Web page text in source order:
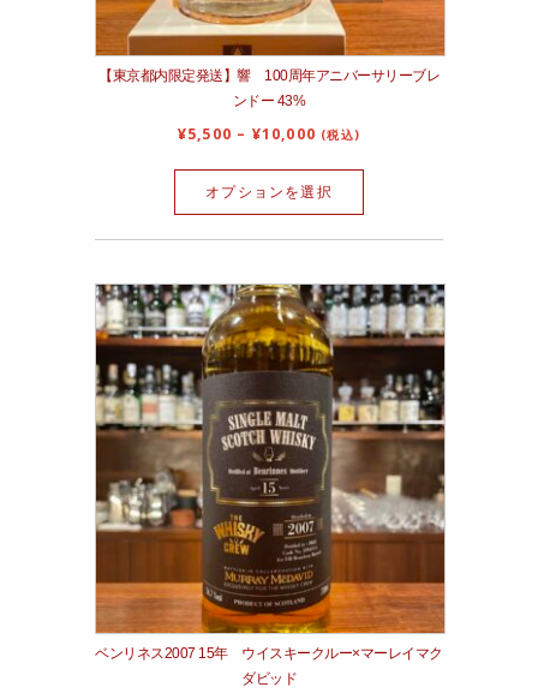
【東京都内限定発送】響 100周年アニバーサリーブレ
ンドー 43%
¥5,500 – ¥10,000 (税込)
オプションを選択
ベンリネス2007 15年 ウイスキークルー×マーレイマク
ダビッド